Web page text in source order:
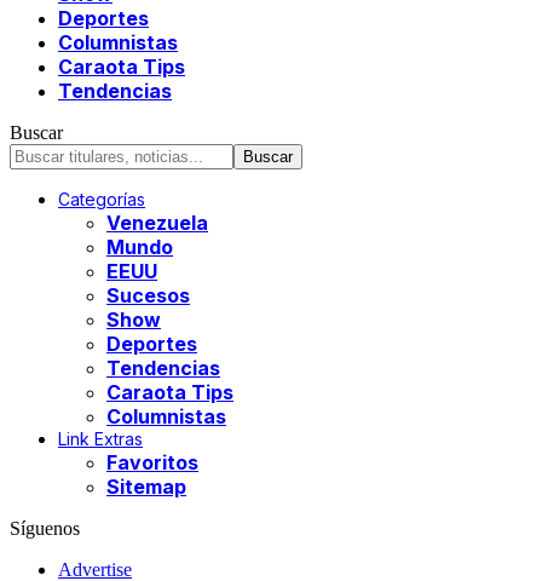
Deportes
Columnistas
Caraota Tips
Tendencias
Buscar
Categorías
Venezuela
Mundo
EEUU
Sucesos
Show
Deportes
Tendencias
Caraota Tips
Columnistas
Link Extras
Favoritos
Sitemap
Síguenos
Advertise